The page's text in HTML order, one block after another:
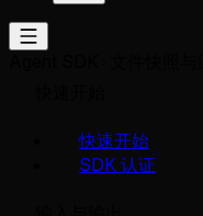
快速开始
SDK 认证